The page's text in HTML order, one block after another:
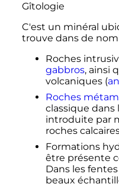
Gîtologie
C'est un minéral
trouve dans de
Roches
gabbros, ainsi
volcaniques (
Roches
classique dans
introduite par
roches
Formations
être présente
Dans les
beaux